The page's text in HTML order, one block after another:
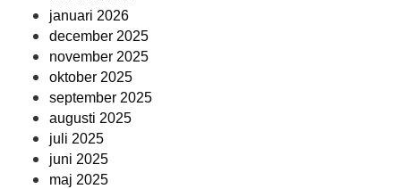
januari 2026
december 2025
november 2025
oktober 2025
september 2025
augusti 2025
juli 2025
juni 2025
maj 2025